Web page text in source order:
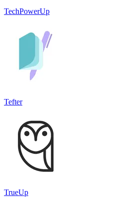
TechPowerUp
Tefter
TrueUp